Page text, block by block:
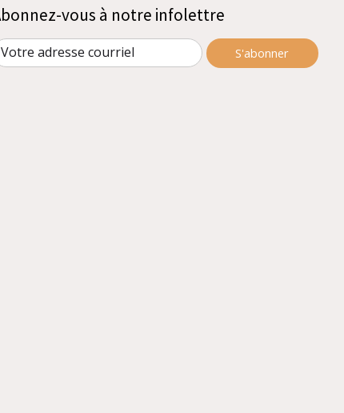
vous à notre infolettre
S'abonner